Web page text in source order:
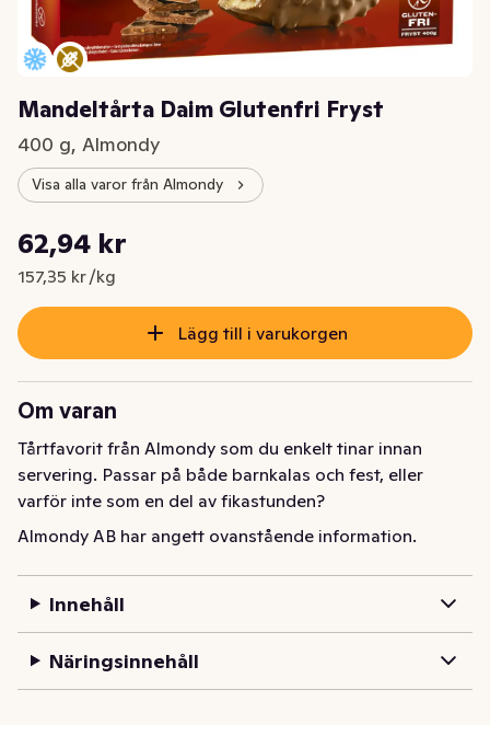
Mandeltårta Daim Glutenfri Fryst
400 g, Almondy
Visa alla varor från Almondy
Nuvarande pris är: 62,94 kr
62,94 kr
157,35 kr /kg
Styckpris: 157,35 kr /kg
Lägg till i varukorgen
Om varan
Tårtfavorit från Almondy som du enkelt tinar innan
servering. Passar på både barnkalas och fest, eller
varför inte som en del av fikastunden?
Almondy AB har angett ovanstående information.
Innehåll
Näringsinnehåll